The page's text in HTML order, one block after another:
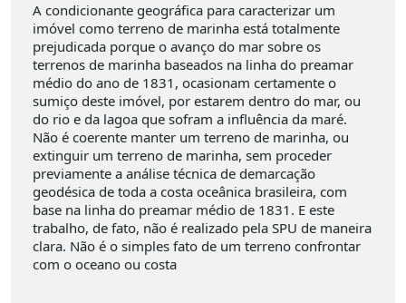
A condicionante geográfica para caracterizar um
imóvel como terreno de marinha está totalmente
prejudicada porque o avanço do mar sobre os
terrenos de marinha baseados na linha do preamar
médio do ano de 1831, ocasionam certamente o
sumiço deste imóvel, por estarem dentro do mar, ou
do rio e da lagoa que sofram a influência da maré.
Não é coerente manter um terreno de marinha, ou
extinguir um terreno de marinha, sem proceder
previamente a análise técnica de demarcação
geodésica de toda a costa oceânica brasileira, com
base na linha do preamar médio de 1831. E este
trabalho, de fato, não é realizado pela SPU de maneira
clara. Não é o simples fato de um terreno confrontar
com o oceano ou costa